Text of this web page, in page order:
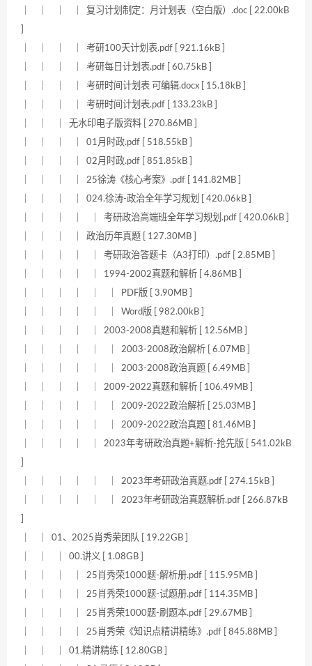
｜ ｜ ｜ ｜ 复习计划制定：月计划表（空白版）.doc [ 22.00kB
｜ ｜ ｜ ｜ 考研100天计划表.pdf [ 921.16kB ]
｜ ｜ ｜ ｜ 考研每日计划表.pdf [ 60.75kB ]
｜ ｜ ｜ ｜ 考研时间计划表 可编辑.docx [ 15.18kB ]
｜ ｜ ｜ ｜ 考研时间计划表.pdf [ 133.23kB ]
｜ ｜ ｜ 无水印电子版资料 [ 270.86MB ]
｜ ｜ ｜ ｜ 01月时政.pdf [ 518.55kB ]
｜ ｜ ｜ ｜ 02月时政.pdf [ 851.85kB ]
｜ ｜ ｜ ｜ 25徐涛《核心考案》.pdf [ 141.82MB ]
｜ ｜ ｜ ｜ 024.徐涛-政治全年学习规划 [ 420.06kB ]
｜ ｜ ｜ ｜ ｜ 考研政治高端班全年学习规划.pdf [ 420.06kB ]
｜ ｜ ｜ ｜ 政治历年真题 [ 127.30MB ]
｜ ｜ ｜ ｜ ｜ 考研政治答题卡（A3打印）.pdf [ 2.85MB ]
｜ ｜ ｜ ｜ ｜ 1994-2002真题和解析 [ 4.86MB ]
｜ ｜ ｜ ｜ ｜ ｜ PDF版 [ 3.90MB ]
｜ ｜ ｜ ｜ ｜ ｜ Word版 [ 982.00kB ]
｜ ｜ ｜ ｜ ｜ 2003-2008真题和解析 [ 12.56MB ]
｜ ｜ ｜ ｜ ｜ ｜ 2003-2008政治解析 [ 6.07MB ]
｜ ｜ ｜ ｜ ｜ ｜ 2003-2008政治真题 [ 6.49MB ]
｜ ｜ ｜ ｜ ｜ 2009-2022真题和解析 [ 106.49MB ]
｜ ｜ ｜ ｜ ｜ ｜ 2009-2022政治解析 [ 25.03MB ]
｜ ｜ ｜ ｜ ｜ ｜ 2009-2022政治真题 [ 81.46MB ]
｜ ｜ ｜ ｜ ｜ 2023年考研政治真题+解析-抢先版 [ 541.02kB
｜ ｜ ｜ ｜ ｜ ｜ 2023年考研政治真题.pdf [ 274.15kB ]
｜ ｜ ｜ ｜ ｜ ｜ 2023年考研政治真题解析.pdf [ 266.87kB
｜ ｜ 01、2025肖秀荣团队 [ 19.22GB ]
｜ ｜ ｜ 00.讲义 [ 1.08GB ]
｜ ｜ ｜ ｜ 25肖秀荣1000题-解析册.pdf [ 115.95MB ]
｜ ｜ ｜ ｜ 25肖秀荣1000题-试题册.pdf [ 114.35MB ]
｜ ｜ ｜ ｜ 25肖秀荣1000题-刷题本.pdf [ 29.67MB ]
｜ ｜ ｜ ｜ 25肖秀荣《知识点精讲精练》.pdf [ 845.88MB ]
｜ ｜ ｜ 01.精讲精练 [ 12.80GB ]